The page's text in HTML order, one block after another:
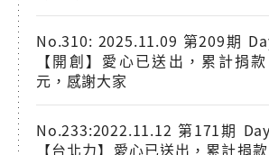
No.310: 2025.11.09 第209期
【開創】愛心已送出，累計捐
元，感謝大家
No.233:2022.11.12 第171期
【台北力】愛心已送出，累計捐